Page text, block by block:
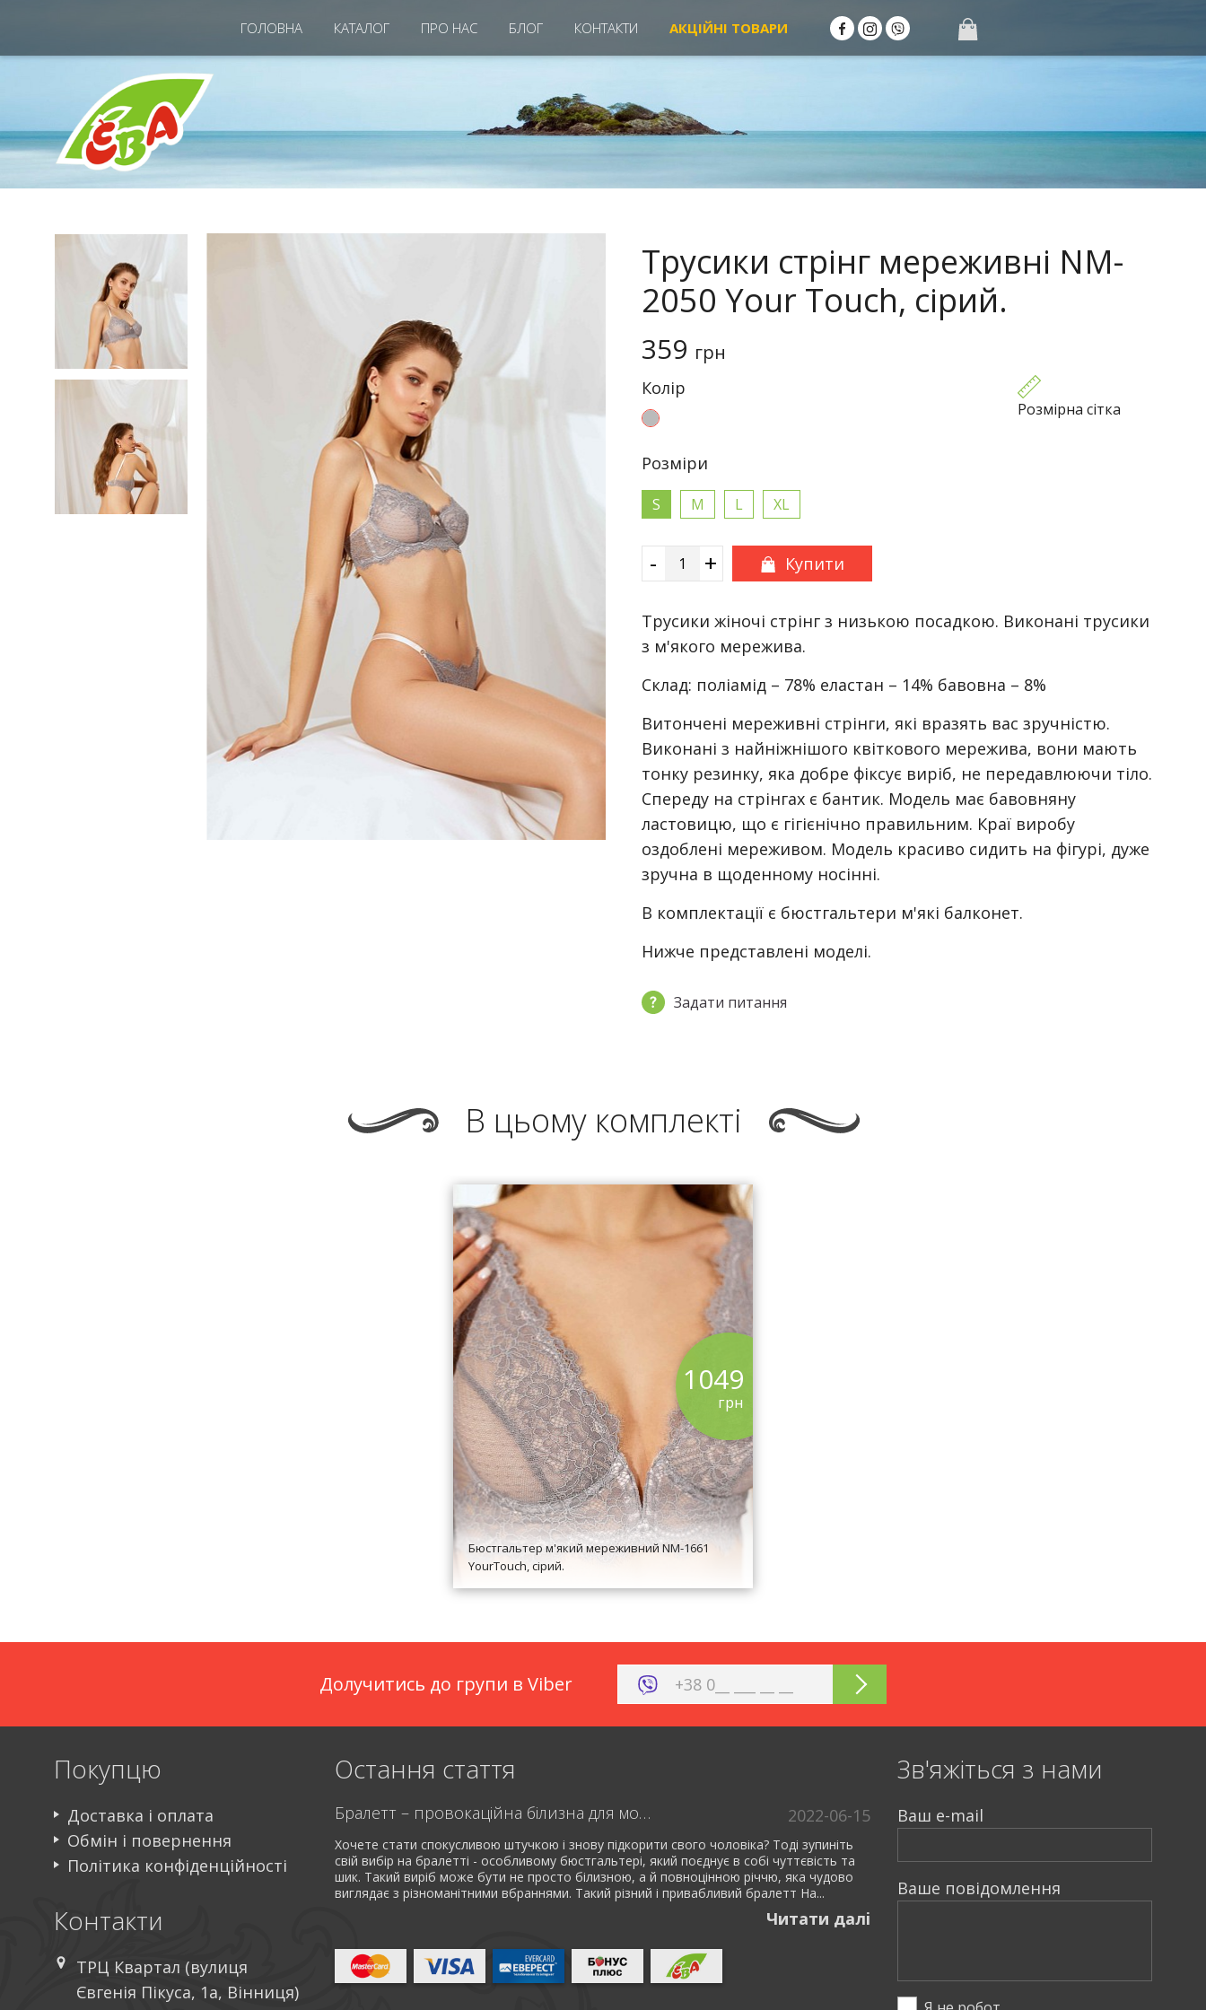
ГОЛОВНА КАТАЛОГ ПРО НАС БЛОГ КОНТАКТИ АКЦIЙНІ ТОВАРИ
Трусики стрінг мереживні NM-
2050 Your Touch, сірий.
359 грн
Колiр
Розмiри
S M L XL
Розмірна сітка
- + Купити
Трусики жіночі стрінг з низькою посадкою. Виконані трусики
з м'якого мережива.
Склад: поліамід – 78% еластан – 14% бавовна – 8%
Витончені мереживні стрінги, які вразять вас зручністю.
Виконані з найніжнішого квіткового мережива, вони мають
тонку резинку, яка добре фіксує виріб, не передавлюючи тіло.
Спереду на стрінгах є бантик. Модель має бавовняну
ластовицю, що є гігієнічно правильним. Краї виробу
оздоблені мереживом. Модель красиво сидить на фігурі, дуже
зручна в щоденному носінні.
В комплектації є бюстгальтери м'які балконет.
Нижче представлені моделі.
Задати питання
В цьому комплекті
1049
грн
Бюстгальтер м'який мереживний NM-1661
YourTouch, сірий.
Долучитись до групи в Viber
Покупцю
Доставка і оплата
Обмін і повернення
Політика конфіденційності
Контакти
ТРЦ Квартал (вулиця
Євгенія Пікуса, 1а, Вінниця)
Остання стаття
Бралетт – провокаційна білизна для модниць 2022-06-15
Хочете стати спокусливою штучкою і знову підкорити свого чоловіка? Тоді зупиніть
свій вибір на бралетті - особливому бюстгальтері, який поєднує в собі чуттєвість та
шик. Такий виріб може бути не просто білизною, а й повноцінною річчю, яка чудово
виглядає з різноманітними вбраннями. Такий різний і привабливий бралетт На...
Читати далi
Зв'яжiться з нами
Ваш e-mail
Ваше повiдомлення